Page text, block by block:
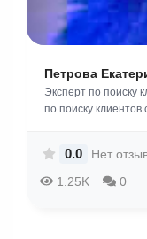
Петрова
Эксперт по поиску
по поиску клиентов
1.25K 0
0.0 Нет